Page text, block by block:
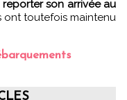
son arrivée au
toutefois maintenu